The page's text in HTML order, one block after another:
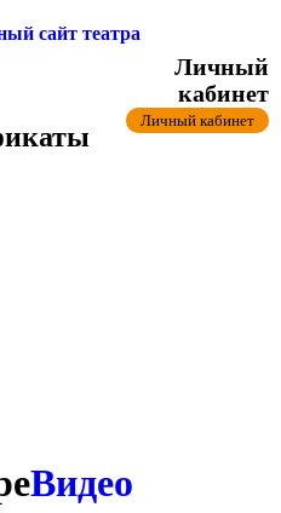
сайт театра
Личный
кабинет
Личный кабинет
Видео